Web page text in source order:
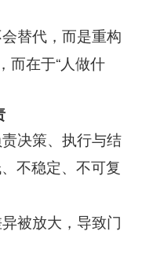
替代，而是重构
而在于“人做什
决策、执行与结
不稳定、不可复
被放大，导致门